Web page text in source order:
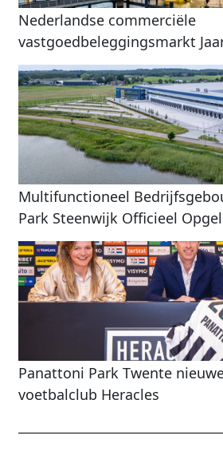
Nederlandse commerciële
vastgoedbeleggingsmarkt
Multifunctioneel
Park Steenwijk Officieel
Panattoni Park Twente
voetbalclub Heracles